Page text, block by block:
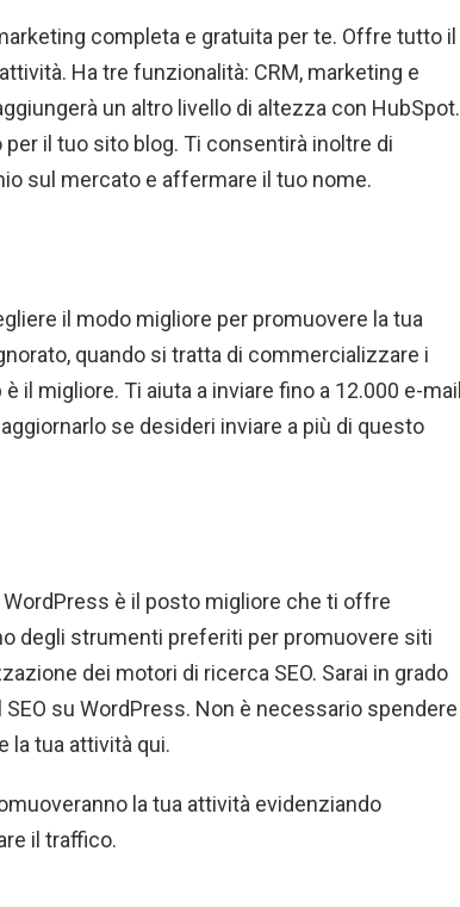
completa e gratuita per te. Offre tutto il
Ha tre funzionalità: CRM, marketing e
un altro livello di altezza con HubSpot.
il tuo sito blog. Ti consentirà inoltre di
sul mercato e affermare il tuo nome.
il modo migliore per promuovere la tua
quando si tratta di commercializzare i
il migliore. Ti aiuta a inviare fino a 12.000 e-mail
se desideri inviare a più di questo
è il posto migliore che ti offre
degli strumenti preferiti per promuovere siti
dei motori di ricerca SEO. Sarai in grado
su WordPress. Non è necessario spendere
la tua attività qui.
la tua attività evidenziando
il traffico.